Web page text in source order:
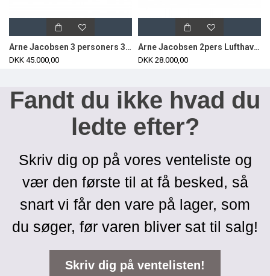
Arne Jacobsen 3 personers 3303 Lufthavnssofa i nypolstret valnød anilin læder
DKK 45.000,00
Arne Jacobsen 2pers Lufthavnssofa nypolstret i cognac anilin læder
DKK 28.000,00
Fandt du ikke hvad du
ledte efter?
Skriv dig op på vores venteliste og
vær den første til at få besked, så
snart vi får den vare på lager, som
du søger, før varen bliver sat til salg!
Skriv dig på ventelisten!